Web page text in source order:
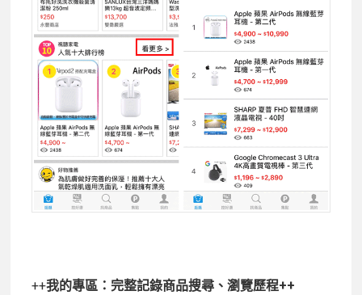
++我的專區：完整記錄商品搜尋、瀏覽歷程++